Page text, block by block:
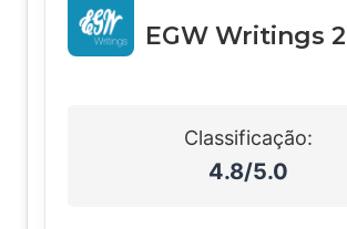
EGW Writings 2
Classificação:
4.8/5.0